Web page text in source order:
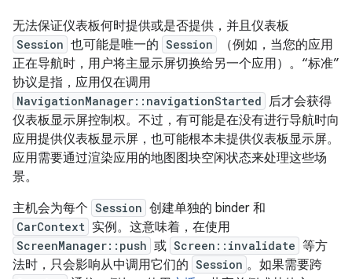
无法保证仪表板何时提供或是否提供，并且仪表板
Session 也可能是唯一的 Session
（例如，当您的应用
正在导航时，用户将主显示屏切换给另一个应用）。“标准”
协议是指，应用仅在调用
NavigationManager::navigationStarted 后才会获得
仪表板显示屏控制权。不过，有可能是在没有进行导航时向
应用提供仪表板显示屏，也可能根本未提供仪表板显示屏。
应用需要通过渲染应用的地图图块空闲状态来处理这些场
景。
主机会为每个 Session 创建单独的 binder 和
CarContext 实例。这意味着，在使用
ScreenManager::push 或 Screen::invalidate 等方
法时，只会影响从中调用它们的 Session 。如果需要跨